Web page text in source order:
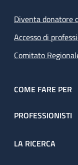
Diventa donatore
Accesso di
Comitato
COME FARE PER
PROFESSIONISTI
LA RICERCA